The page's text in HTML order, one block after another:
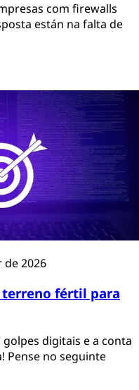
com firewalls
están na falta de
de 2026
terreno fértil para
digitais e a conta
Pense no seguinte